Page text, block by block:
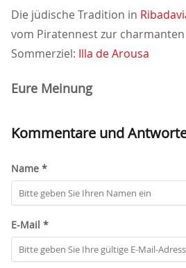
Die jüdische Tradition in
vom Piratennest zur
Sommerziel: Illa de Arousa
Eure Meinung
Kommentare und
Name *
E-Mail *